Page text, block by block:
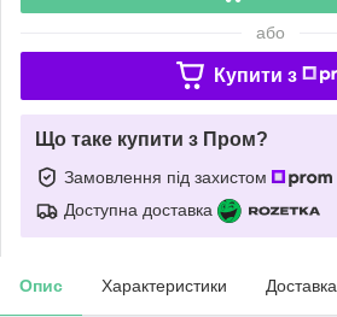
або
Купити з
Що таке купити з Пром?
Замовлення під захистом
Доступна доставка
Опис Характеристики Доставка